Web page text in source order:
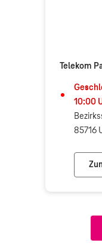
Telekom
10:00
85716